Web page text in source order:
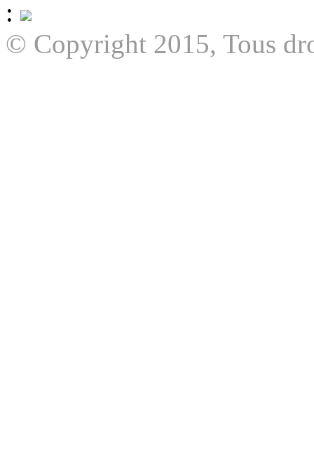
:
© Copyright 2015, Tous